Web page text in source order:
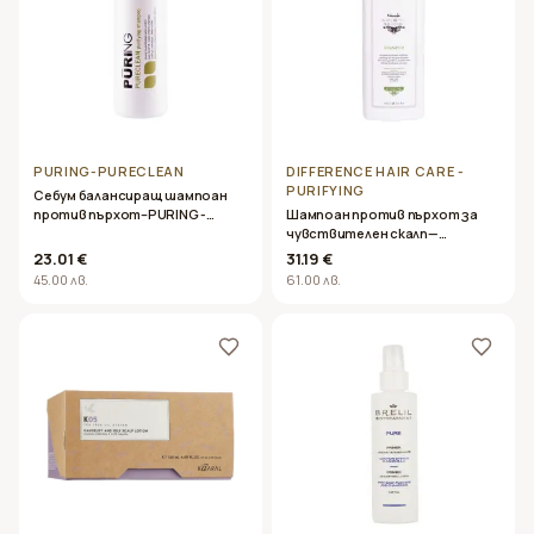
PURING-PURECLEAN
Себум балансиращ шампоан
против пърхот–PURING -
23.01 €
45.00 лв.
DIFFERENCE HAIR CARE -
PURIFYING
Шампоан против пърхот за
чувствителен скалп—
Difference Hair Care – PURIFYING
shampoo1000ml
31.19 €
61.00 лв.